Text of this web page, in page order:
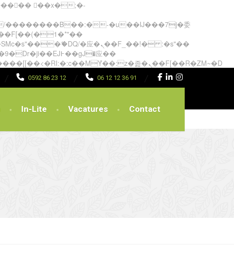
矁[��x�ZM~�n"��IB؃��!'����Тѕ��+��(m��IK�ʭ�/|��ϐܢ��F[��x�ZMz�G�� %嬩�/c��������[[��<�RI:�:c��MΎ��:z�졾�ܢ��F[��R�ZM~�D
0592 86 23 12 06 12 12 36 91
In-Lite Vacatures Contact